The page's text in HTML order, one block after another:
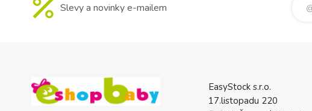
Slevy a novinky e-mailem
EasyStock s.r.o.
17.listopadu 220